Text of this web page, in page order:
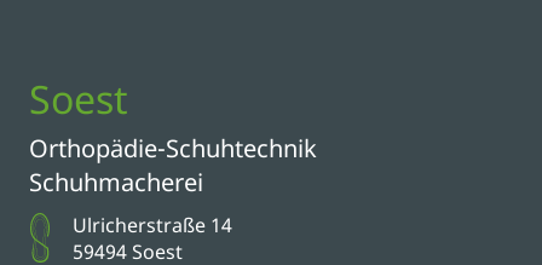
Soest
Orthopädie-Schuhtechnik
Schuhmacherei
Ulricherstraße 14
59494 Soest